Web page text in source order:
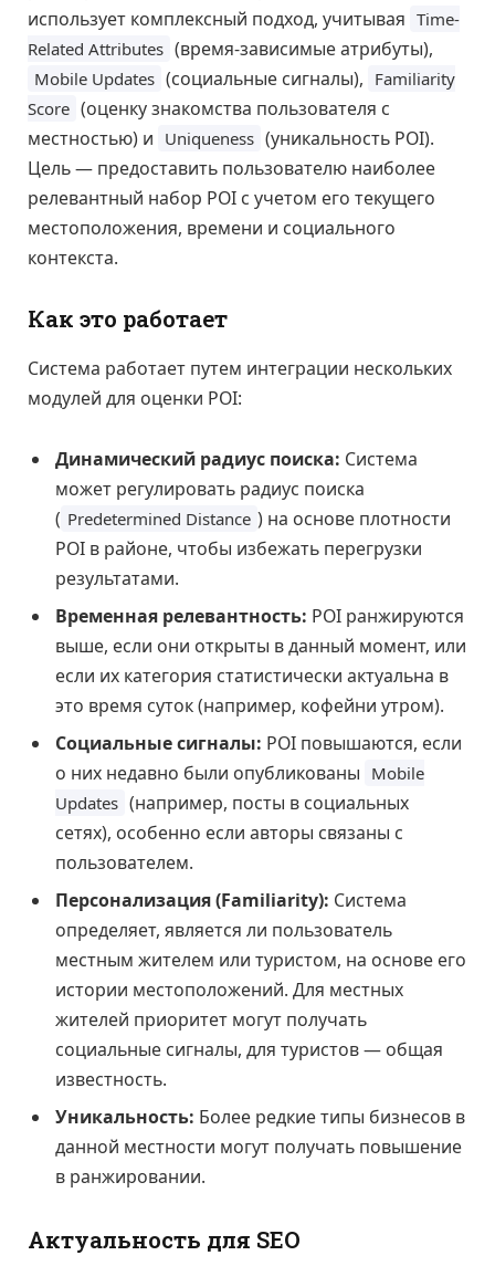
использует комплексный подход, учитывая Time-
Related Attributes (время-зависимые атрибуты),
Mobile Updates (социальные сигналы), Familiarity
Score (оценку знакомства пользователя с
местностью) и Uniqueness (уникальность POI).
Цель — предоставить пользователю наиболее
релевантный набор POI с учетом его текущего
местоположения, времени и социального
контекста.
Как это работает
Система работает путем интеграции нескольких
модулей для оценки POI:
Динамический радиус поиска: Система
может регулировать радиус поиска
( Predetermined Distance ) на основе плотности
POI в районе, чтобы избежать перегрузки
результатами.
Временная релевантность: POI ранжируются
выше, если они открыты в данный момент, или
если их категория статистически актуальна в
это время суток (например, кофейни утром).
Социальные сигналы: POI повышаются, если
о них недавно были опубликованы Mobile
Updates (например, посты в социальных
сетях), особенно если авторы связаны с
пользователем.
Персонализация (Familiarity): Система
определяет, является ли пользователь
местным жителем или туристом, на основе его
истории местоположений. Для местных
жителей приоритет могут получать
социальные сигналы, для туристов — общая
известность.
Уникальность: Более редкие типы бизнесов в
данной местности могут получать повышение
в ранжировании.
Актуальность для SEO